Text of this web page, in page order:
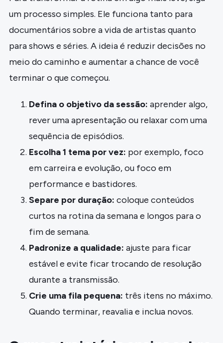
um processo simples. Ele funciona tanto para
documentários sobre a vida de artistas quanto
para shows e séries. A ideia é reduzir decisões no
meio do caminho e aumentar a chance de você
terminar o que começou.
Defina o objetivo da sessão: aprender algo,
rever uma apresentação ou relaxar com uma
sequência de episódios.
Escolha 1 tema por vez: por exemplo, foco
em carreira e evolução, ou foco em
performance e bastidores.
Separe por duração: coloque conteúdos
curtos na rotina da semana e longos para o
fim de semana.
Padronize a qualidade: ajuste para ficar
estável e evite ficar trocando de resolução
durante a transmissão.
Crie uma fila pequena: três itens no máximo.
Quando terminar, reavalia e inclua novos.